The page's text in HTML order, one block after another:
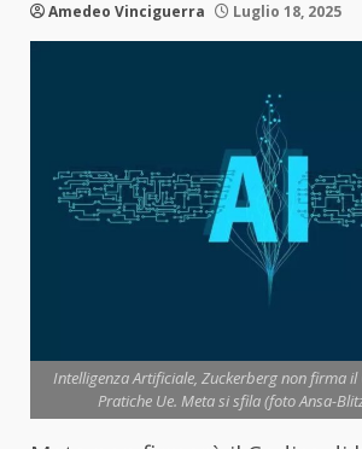
Amedeo Vinciguerra Luglio 18, 2025
Intelligenza Artificiale, Zuckerberg non firma il
Pratiche Ue. Meta si sfila (foto Ansa-